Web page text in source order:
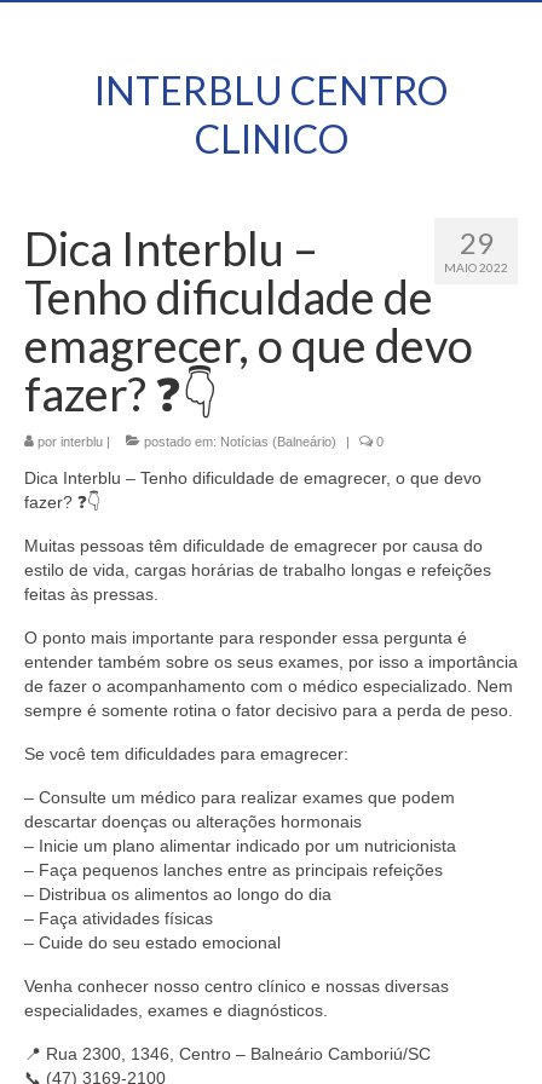
INTERBLU CENTRO
CLINICO
29
MAIO 2022
Dica Interblu –
Tenho dificuldade de
emagrecer, o que devo
fazer? ❓👇
por interblu | postado em: Notícias (Balneário) | 0
Dica Interblu – Tenho dificuldade de emagrecer, o que devo
fazer? ❓👇
Muitas pessoas têm dificuldade de emagrecer por causa do
estilo de vida, cargas horárias de trabalho longas e refeições
feitas às pressas.
O ponto mais importante para responder essa pergunta é
entender também sobre os seus exames, por isso a importância
de fazer o acompanhamento com o médico especializado. Nem
sempre é somente rotina o fator decisivo para a perda de peso.
Se você tem dificuldades para emagrecer:
– Consulte um médico para realizar exames que podem
descartar doenças ou alterações hormonais
– Inicie um plano alimentar indicado por um nutricionista
– Faça pequenos lanches entre as principais refeições
– Distribua os alimentos ao longo do dia
– Faça atividades físicas
– Cuide do seu estado emocional
Venha conhecer nosso centro clínico e nossas diversas
especialidades, exames e diagnósticos.
📍 Rua 2300, 1346, Centro – Balneário Camboriú/SC
📞 (47) 3169-2100